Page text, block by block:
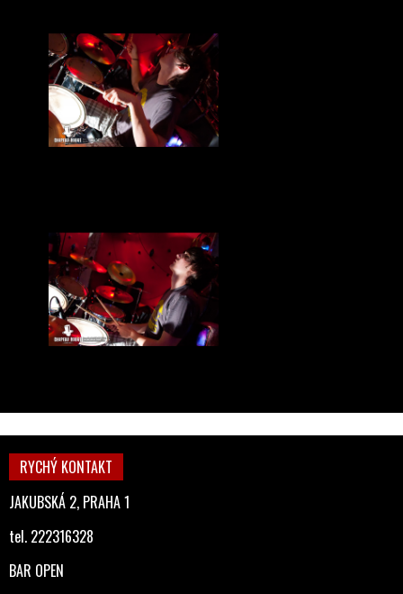
RYCHÝ KONTAKT
JAKUBSKÁ 2, PRAHA 1
tel. 222316328
BAR OPEN